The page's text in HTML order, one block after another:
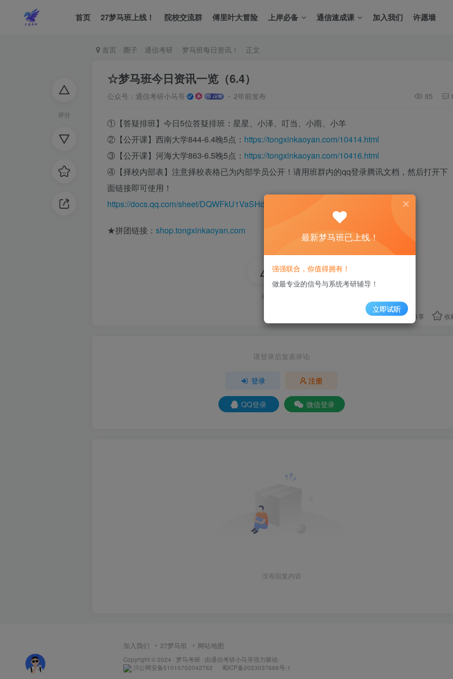
首页 27梦马班上线！ 院校交流群 傅里叶大冒险 上岸必备 通信速成课 加入我们 许愿墙
评分
首页 圈子 通信考研 梦马班每日资讯！ 正文
☆梦马班今日资讯一览（6.4）
公众号：通信考研小马哥 2年前发布 85
①【答疑排班】今日5位答疑排班：星星、小泽、叮当、小雨、小羊
②【公开课】西南大学844-6.4晚5点： https://tongxinkaoyan.com/10414.html
③【公开课】河海大学863-6.5晚5点： https://tongxinkaoyan.com/10416.html
④【择校内部表】注意择校表格已为内部学员公开！请用班群内的qq登录腾讯文档，然后打开下
面链接即可使用！
https://docs.qq.com/sheet/DQWFkU1VaSHd6UEFE?tab=000001
★拼团链接： shop.tongxinkaoyan.com
评分
欢迎为Ta评分
分享 收
请登录后发表评论
登录 注册
QQ登录 微信登录
没有回复内容
加入我们 27梦马班 网站地图
Copyright © 2024 · 梦马考研 · 由通信考研小马哥强力驱动.
川公网安备51010702042762
蜀ICP备2023037666号-1
最新梦马班已上线！
强强联合，你值得拥有！
做最专业的信号与系统考研辅导！
立即试听